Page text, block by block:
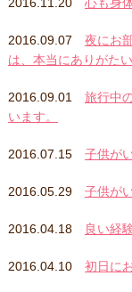
2016.09.07
夜にお
は、本当にありがたい
2016.09.01
旅行中
います。
2016.07.15 子供が
2016.05.29 子供が
2016.04.18 良い経
2016.04.10 初日に